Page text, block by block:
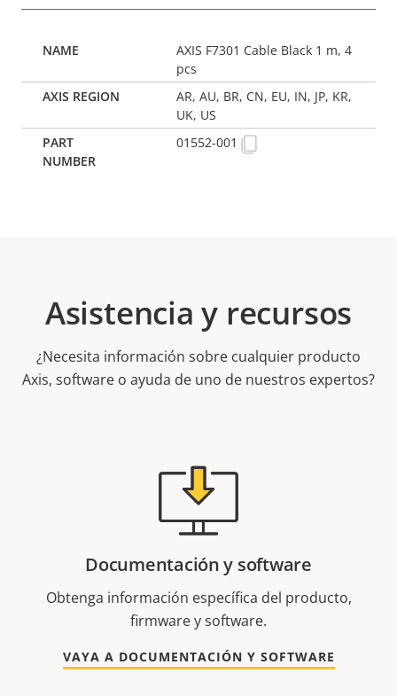
AXIS F7301 Cable Black 1 m, 4
pcs
AR, AU, BR, CN, EU, IN, JP, KR,
UK, US
01552-001
Asistencia y recursos
¿Necesita información sobre cualquier producto
Axis, software o ayuda de uno de nuestros expertos?
Documentación y software
Obtenga información específica del producto,
firmware y software.
VAYA A DOCUMENTACIÓN Y SOFTWARE